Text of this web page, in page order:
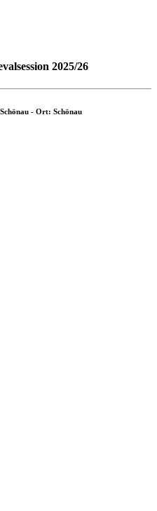
2025/26
- Ort: Schönau